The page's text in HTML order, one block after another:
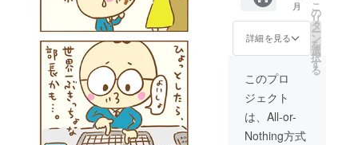
のテー
マソン
グな
ど、ご
希望に
沿った
内容の
歌を作
りま
す。歌
詞の題
す。 ●
いとけ
んが、
あなた
にお会
いして
似顔絵
を描
き、額
装して
お渡し
なたへ
の宛名
もお書
きしま
す）。
本プロ
ジェク
トにご
協力い
ただい
たあな
月
詳細を見る
こ
の
リ
タ
ー
ン
を
選
択
す
る
このプロ
ジェクト
は、All-or-
Nothing方式